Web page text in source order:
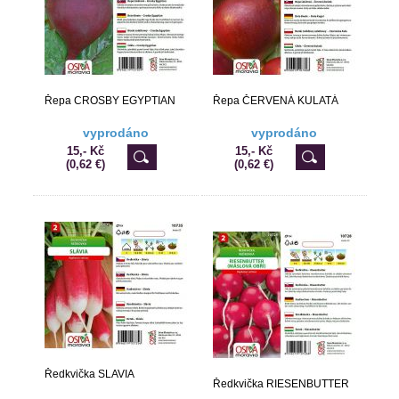
Řepa CROSBY EGYPTIAN
vyprodáno
15,- Kč
(0,62 €)
Řepa ČERVENÁ KULATÁ
vyprodáno
15,- Kč
(0,62 €)
Ředkvička SLAVIA
Ředkvička RIESENBUTTER